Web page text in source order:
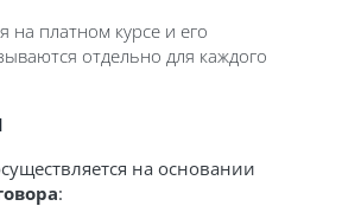
на платном курсе и его
отдельно для каждого
на основании
: